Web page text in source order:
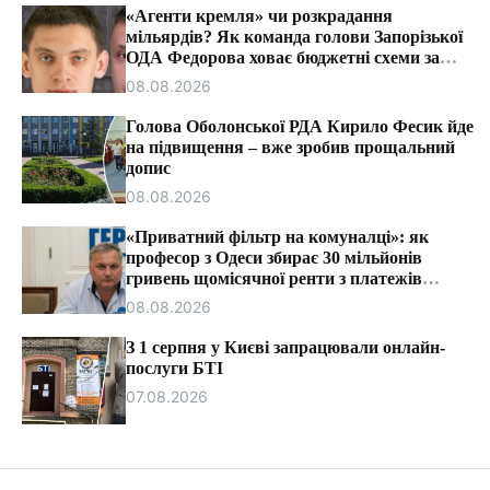
«Агенти кремля» чи розкрадання
мільярдів? Як команда голови Запорізької
ОДА Федорова ховає бюджетні схеми за
ярликами «ІПСО»
08.08.2026
Голова Оболонської РДА Кирило Фесик йде
на підвищення – вже зробив прощальний
допис
08.08.2026
«Приватний фільтр на комуналці»: як
професор з Одеси збирає 30 мільйонів
гривень щомісячної ренти з платежів
громадян.
08.08.2026
З 1 серпня у Києві запрацювали онлайн-
послуги БТІ
07.08.2026